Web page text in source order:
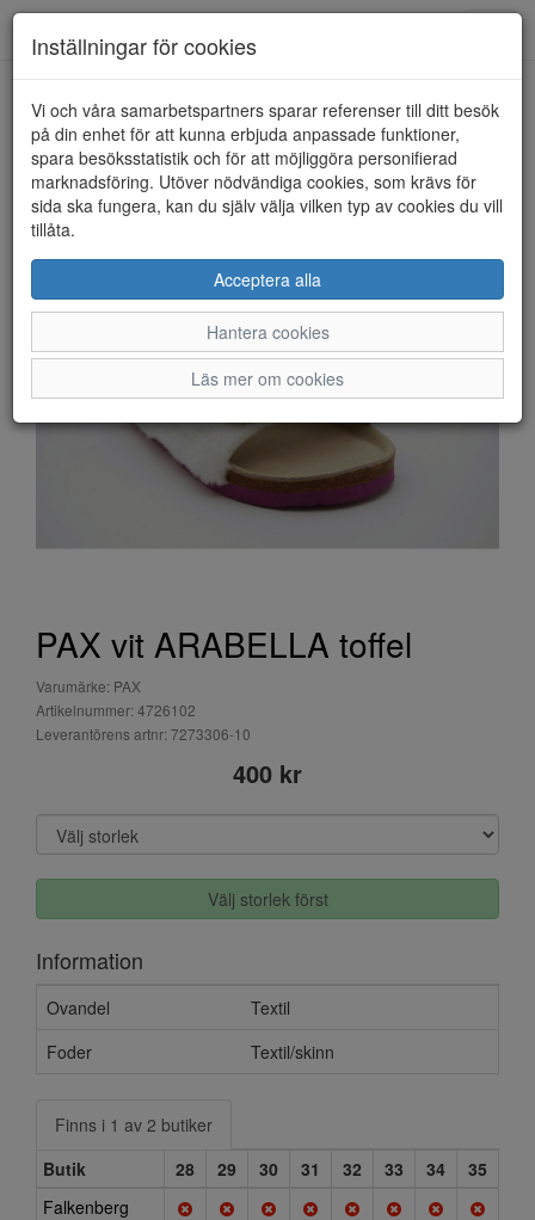
HEM PAX
PAX vit ARABELLA toffel
Varumärke: PAX
Artikelnummer: 4726102
Leverantörens artnr: 7273306-10
400 kr
Välj storlek först
Information
Ovandel
Textil
Foder
Textil/skinn
Finns i 1 av 2 butiker
Butik
28 29 30 31 32 33 34
35
Falkenberg
Inställningar för cookies
Vi och våra samarbetspartners sparar referenser till ditt besök
på din enhet för att kunna erbjuda anpassade funktioner,
spara besöksstatistik och för att möjliggöra personifierad
marknadsföring. Utöver nödvändiga cookies, som krävs för
sida ska fungera, kan du själv välja vilken typ av cookies du vill
tillåta.
Acceptera alla
Hantera cookies
Läs mer om cookies